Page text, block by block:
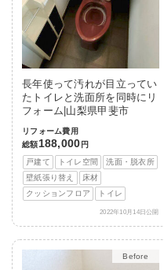
長年使って汚れが目立ってい
たトイレと洗面所を同時にリ
フォーム|山梨県甲斐市
リフォーム費用
総額188,000 円
戸建て
トイレ空間
洗面・脱衣所
壁紙張り替え
床材
クッションフロア
トイレ
2022年10月14日公開
After